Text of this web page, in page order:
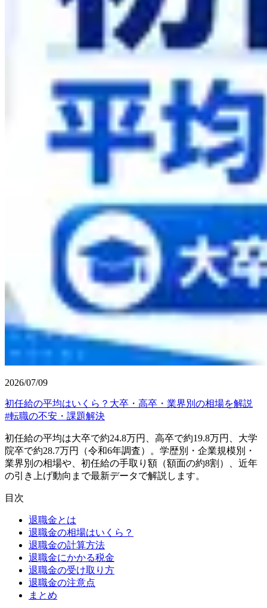
2026/07/09
初任給の平均はいくら？大卒・高卒・業界別の相場を解説
#転職の不安・課題解決
初任給の平均は大卒で約24.8万円、高卒で約19.8万円、大学
院卒で約28.7万円（令和6年調査）。学歴別・企業規模別・
業界別の相場や、初任給の手取り額（額面の約8割）、近年
の引き上げ動向まで最新データで解説します。
目次
退職金とは
退職金の相場はいくら？
退職金の計算方法
退職金にかかる税金
退職金の受け取り方
退職金の注意点
まとめ